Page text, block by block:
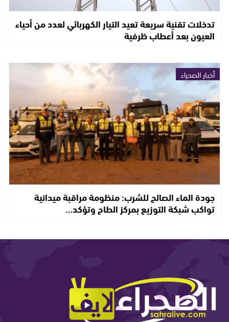
تدخلات تقنية سريعة تعيد التيار الكهربائي لعدد من أحياء
العيون بعد أعطاب ظرفية
أخبار الصحراء
جودة الماء الصالح للشرب: منظومة مراقبة ميدانية
تواكب شبكة التوزيع بمركز الطاح وتؤكد…